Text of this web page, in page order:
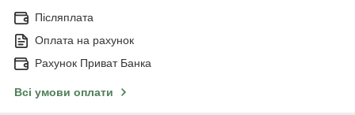
Післяплата
Оплата на рахунок
Рахунок Приват Банка
Всі умови оплати